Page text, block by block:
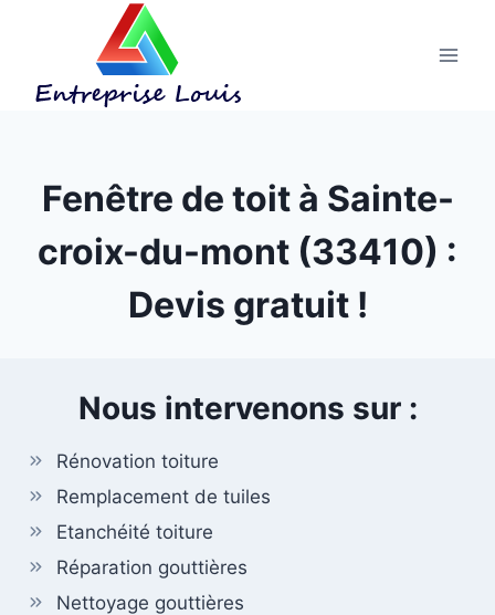
Fenêtre de toit à Sainte-
croix-du-mont (33410) :
Devis gratuit !
Nous intervenons sur :
Rénovation toiture
Remplacement de tuiles
Etanchéité toiture
Réparation gouttières
Nettoyage gouttières